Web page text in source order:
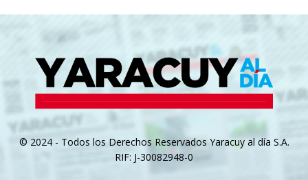
© 2024 - Todos los Derechos Reservados Yaracuy al día S.A.
RIF: J-30082948-0